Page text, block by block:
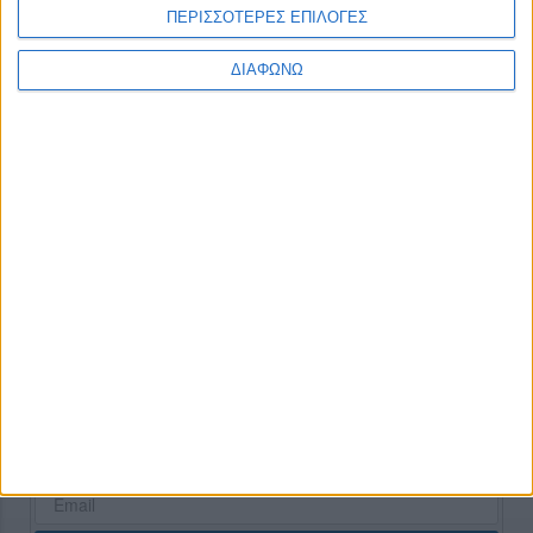
ΠΕΡΙΣΣΟΤΕΡΕΣ ΕΠΙΛΟΓΕΣ
ΔΙΑΦΩΝΩ